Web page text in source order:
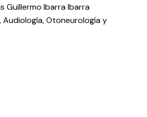
Guillermo Ibarra Ibarra
Otoneurología y